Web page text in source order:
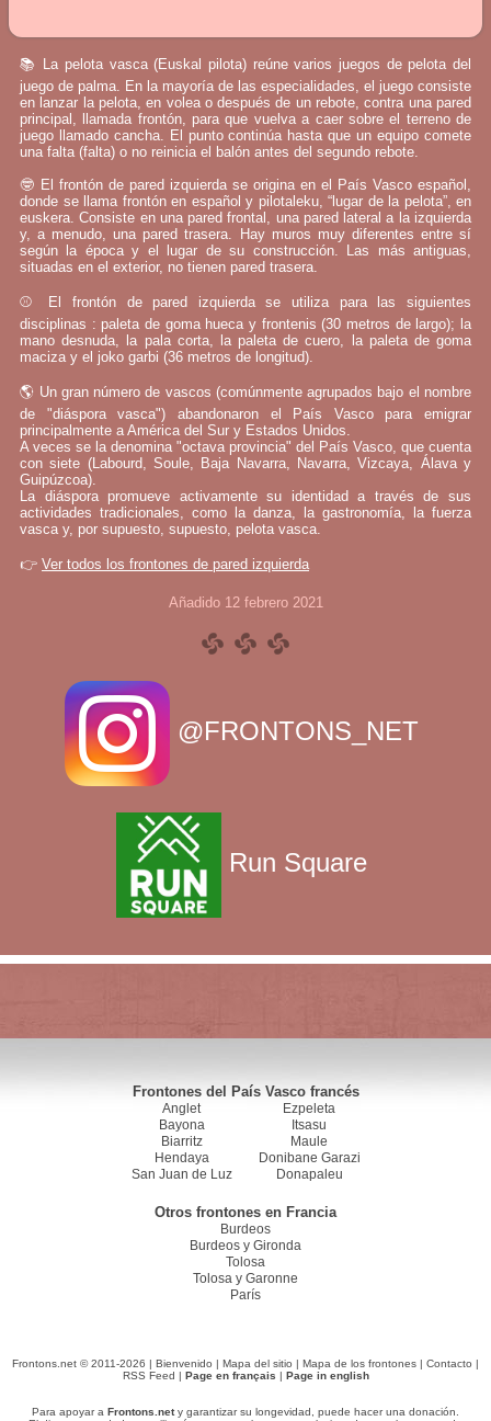
📚 La pelota vasca (Euskal pilota) reúne varios juegos de pelota del
juego de palma. En la mayoría de las especialidades, el juego consiste
en lanzar la pelota, en volea o después de un rebote, contra una pared
principal, llamada frontón, para que vuelva a caer sobre el terreno de
juego llamado cancha. El punto continúa hasta que un equipo comete
una falta (falta) o no reinicia el balón antes del segundo rebote.
🤓 El frontón de pared izquierda se origina en el País Vasco español,
donde se llama frontón en español y pilotaleku, “lugar de la pelota”, en
euskera. Consiste en una pared frontal, una pared lateral a la izquierda
y, a menudo, una pared trasera. Hay muros muy diferentes entre sí
según la época y el lugar de su construcción. Las más antiguas,
situadas en el exterior, no tienen pared trasera.
⚾ El frontón de pared izquierda se utiliza para las siguientes
disciplinas : paleta de goma hueca y frontenis (30 metros de largo); la
mano desnuda, la pala corta, la paleta de cuero, la paleta de goma
maciza y el joko garbi (36 metros de longitud).
🌎 Un gran número de vascos (comúnmente agrupados bajo el nombre
de "diáspora vasca") abandonaron el País Vasco para emigrar
principalmente a América del Sur y Estados Unidos.
A veces se la denomina "octava provincia" del País Vasco, que cuenta
con siete (Labourd, Soule, Baja Navarra, Navarra, Vizcaya, Álava y
Guipúzcoa).
La diáspora promueve activamente su identidad a través de sus
actividades tradicionales, como la danza, la gastronomía, la fuerza
vasca y, por supuesto, supuesto, pelota vasca.
👉 Ver todos los frontones de pared izquierda
Añadido 12 febrero 2021
@FRONTONS_NET
Run Square
Frontones del País Vasco francés
Anglet
Bayona
Biarritz
Hendaya
San Juan de Luz
Ezpeleta
Itsasu
Maule
Donibane Garazi
Donapaleu
Otros frontones en Francia
Burdeos
Burdeos y Gironda
Tolosa
Tolosa y Garonne
París
Frontons.net © 2011-2026 | Bienvenido | Mapa del sitio | Mapa de los frontones | Contacto |
RSS Feed | Page en français | Page in english
Para apoyar a Frontons.nety garantizar su longevidad, puede hacer una donación.